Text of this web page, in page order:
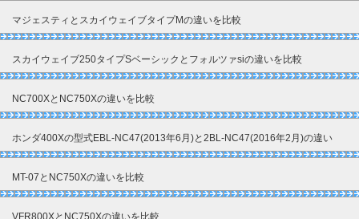
マジェスティとスカイウェイブタイプMの違いを比較
スカイウェイブ250タイプSベーシックとフォルツァsiの違いを比較
NC700XとNC750Xの違いを比較
ホンダ400Xの型式EBL-NC47(2013年6月)と2BL-NC47(2016年2月)の違い
MT-07とNC750Xの違いを比較
VFR800XとNC750Xの違いを比較